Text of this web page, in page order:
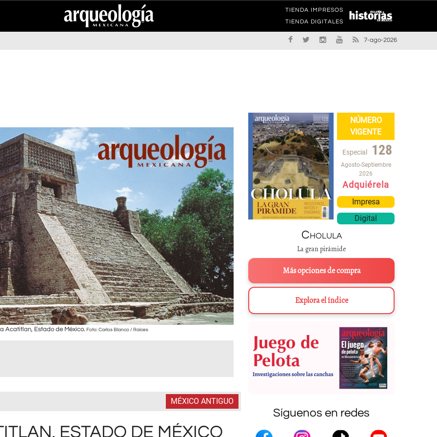
TIENDA IMPRESOS
TIENDA DIGITALES
7-ago-2026
Acatitlan, Estado de México. Foto: Carlos Blanco / Raíces
: Maqueta de un templo mexica. Ciudad de
Templo Mayor, Santa Cecilia Acatitlan, Estado de México.
MÉXICO ANTIGUO
ESTADO DE MÉXICO
NÚMERO
VIGENTE
Especial 128
Agosto-Septiembre
2026
Adquiérela
Impresa
Digital
Cholula
La gran pirámide
Más opciones de compra
Explora el índice
Síguenos en redes